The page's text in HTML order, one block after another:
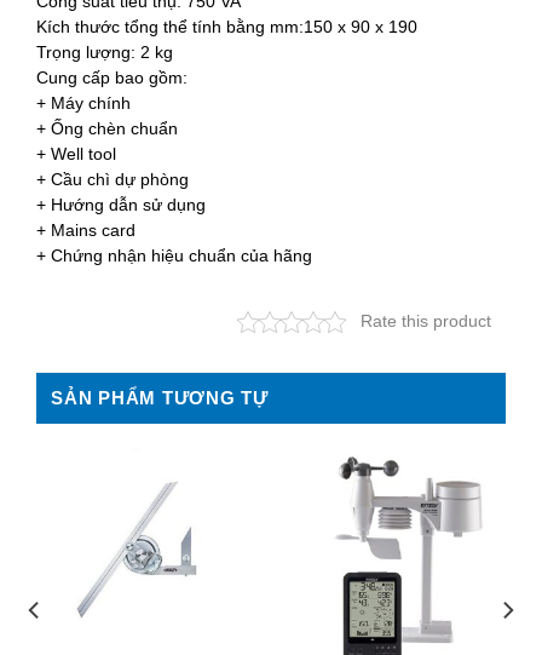
Kích thước tổng thể tính bằng mm:150 x 90 x 190
Trọng lượng: 2 kg
Cung cấp bao gồm:
+ Máy chính
+ Ống chèn chuẩn
+ Well tool
+ Cầu chì dự phòng
+ Hướng dẫn sử dụng
+ Mains card
+ Chứng nhận hiệu chuẩn của hãng
Rate this product
SẢN PHẨM TƯƠNG TỰ